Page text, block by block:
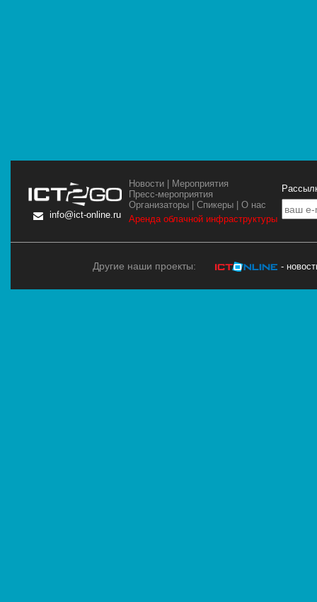
info@ict-online.ru
Новости
Мероприятия
Пресс-мероприятия
Организаторы |Спикеры |О нас
Аренда облачной инфраструктуры
Другие наши проекты: -